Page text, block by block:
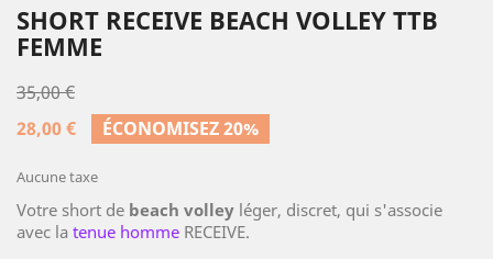
SHORT RECEIVE BEACH VOLLEY TTB
FEMME
35,00 €
28,00 €
ÉCONOMISEZ 20%
Aucune taxe
Votre short de beach volley léger, discret, qui s'associe
avec la tenue homme RECEIVE.